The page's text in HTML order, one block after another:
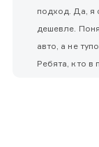
подход. Да, я
дешевле.
авто, а не
Ребята, кто в